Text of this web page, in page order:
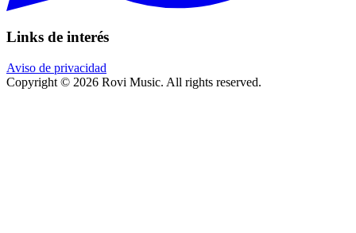
Links de interés
Aviso de privacidad
Copyright © 2026 Rovi Music. All rights reserved.